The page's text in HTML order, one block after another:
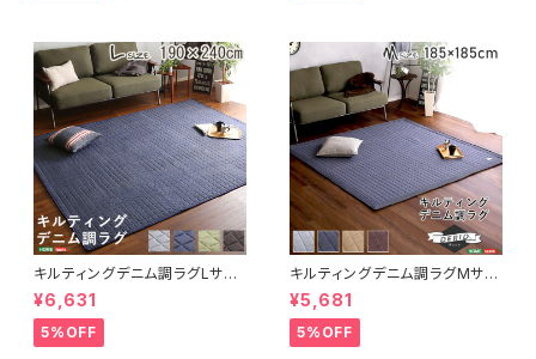
キルティングデニム調ラグLサイ
ズ(190x240cm)オールシーズ
ン、滑り止め付き、手洗い対応【D
erid-デリッド-】 DRG-L
¥6,631
5%OFF
キルティングデニム調ラグMサイ
ズ(185x185cm)オールシーズ
ン、滑り止め付き、手洗い対応【D
erid-デリッド-】 DRG-M
¥5,681
5%OFF